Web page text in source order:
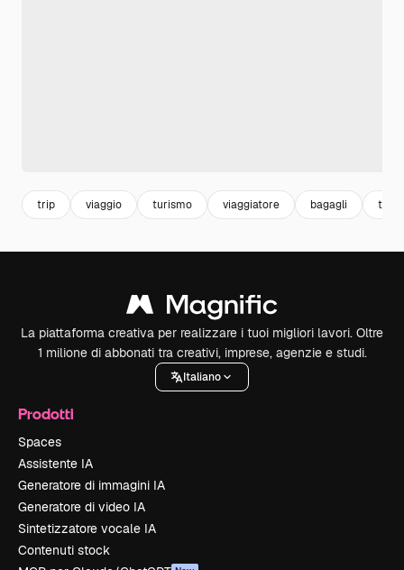
trip viaggio turismo viaggiatore bagagli
La piattaforma creativa per realizzare i tuoi migliori lavori. Oltre
1 milione di abbonati tra creativi, imprese, agenzie e studi.
Italiano
Prodotti
Spaces
Assistente IA
Generatore di immagini IA
Generatore di video IA
Sintetizzatore vocale IA
Contenuti stock